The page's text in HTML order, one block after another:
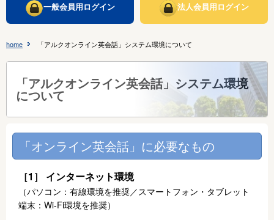
一般会員用ログイン 法人会員用ログイン
home 「アルクオンライン英会話」システム環境について
「アルクオンライン英会話」システム環境
について
「オンライン英会話」に必要なもの
［1］ インターネット環境
（パソコン：有線環境を推奨／スマートフォン・タブレット
端末：Wi-Fi環境を推奨）